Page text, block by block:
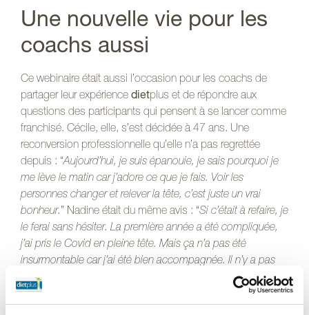
Une nouvelle vie pour les
coachs aussi
Ce webinaire était aussi l’occasion pour les coachs de
partager leur expérience dietplus et de répondre aux
questions des participants qui pensent à se lancer comme
franchisé. Cécile, elle, s’est décidée à 47 ans. Une
reconversion professionnelle qu’elle n’a pas regrettée
depuis : “Aujourd’hui, je suis épanouie, je sais pourquoi je
me lève le matin car j’adore ce que je fais. Voir les
personnes changer et relever la tête, c’est juste un vrai
bonheur.” Nadine était du même avis : “Si c’était à refaire, je
le ferai sans hésiter. La première année a été compliquée,
j’ai pris le Covid en pleine tête. Mais ça n’a pas été
insurmontable car j’ai été bien accompagnée. Il n’y a pas
de secret, ce soutien crée une dynamique. Quatre ans
après, ce n’est que du bonheur.